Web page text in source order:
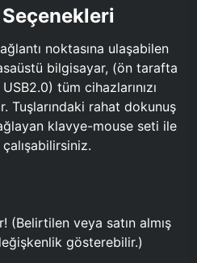
noktasına ulaşabilen
bilgisayar, (ön tarafta
tüm cihazlarınızı
Tuşlarındaki rahat dokunuş
klavye-mouse seti ile
veya satın almış
gösterebilir.)